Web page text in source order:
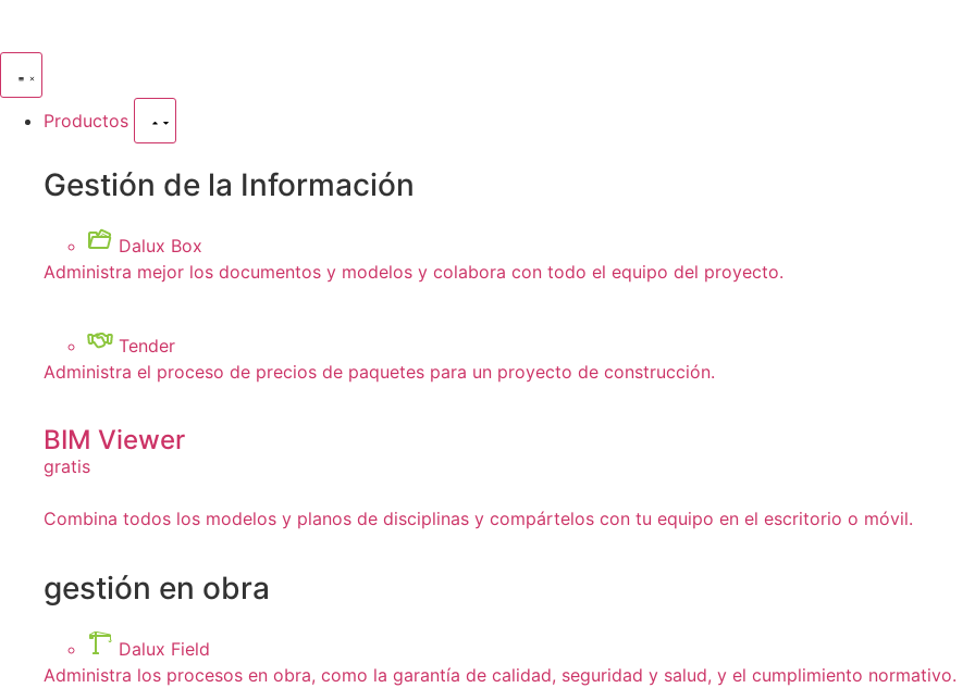
Productos
Gestión de la Información
Dalux Box
Administra mejor los documentos y modelos y colabora con todo el equipo del proyecto.
Tender
Administra el proceso de precios de paquetes para un proyecto de construcción.
BIM Viewer
gratis
Combina todos los modelos y planos de disciplinas y compártelos con tu equipo en el escritorio o móvil.
gestión en obra
Dalux Field
Administra los procesos en obra, como la garantía de calidad, seguridad y salud, y el cumplimiento normativo.